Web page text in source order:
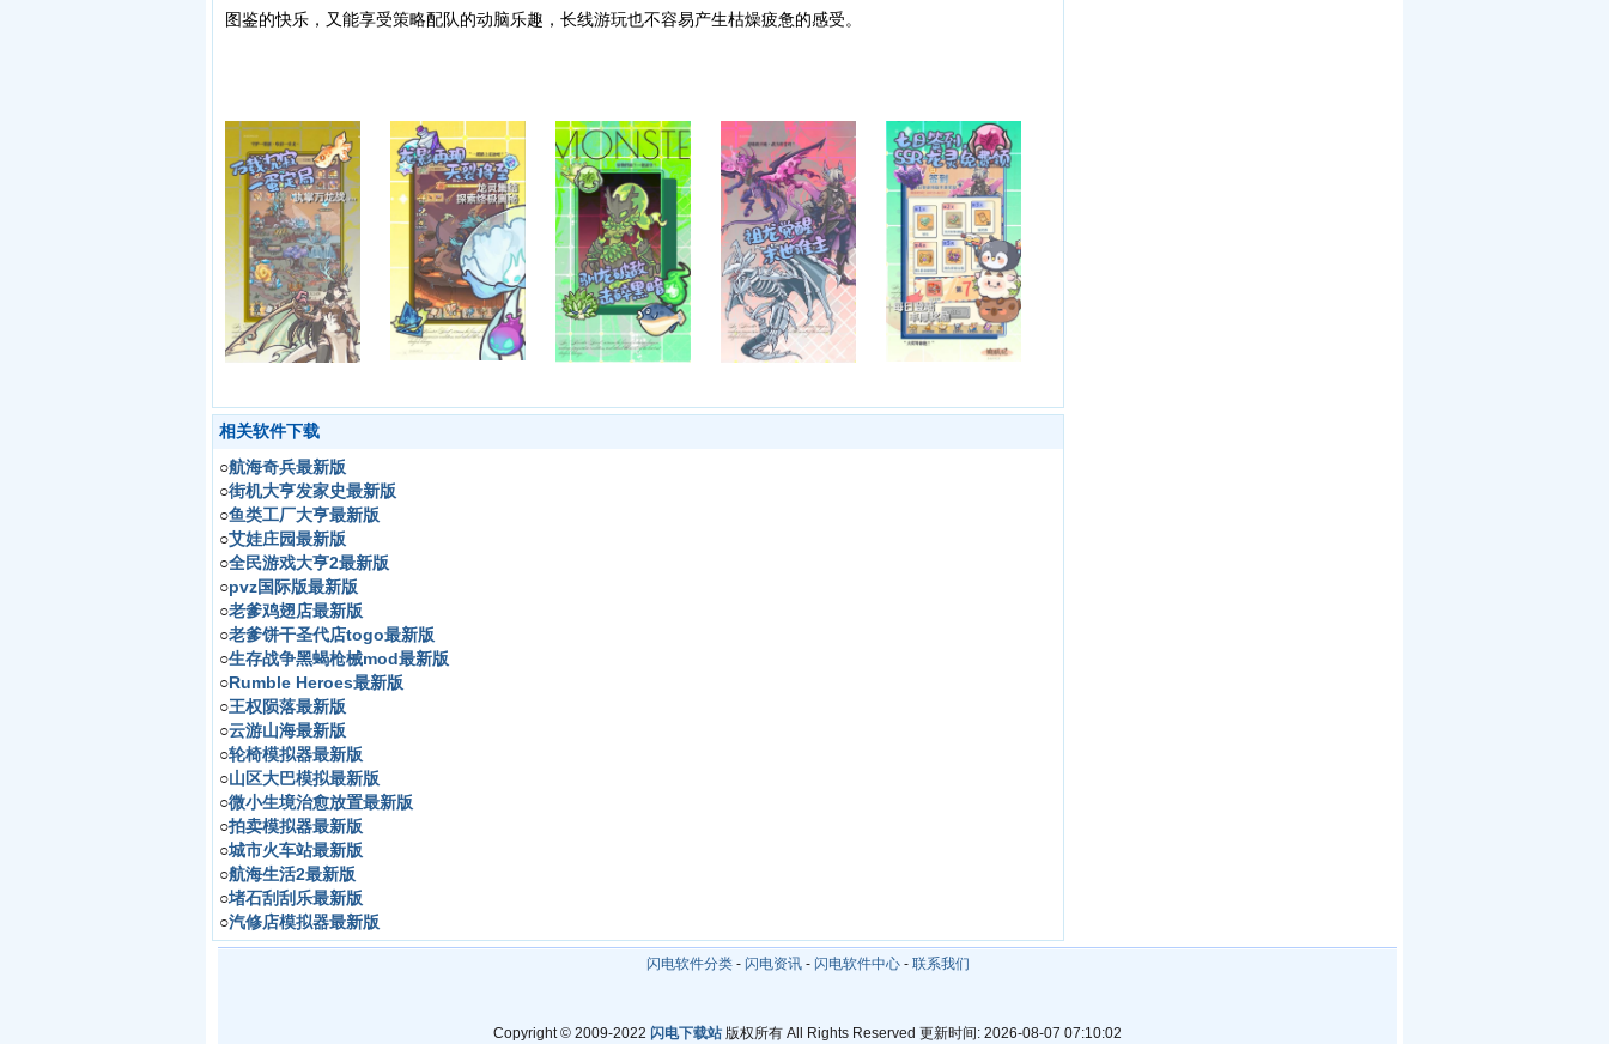
图鉴的快乐，又能享受策略配队的动脑乐趣，长线游玩也不容易产生枯燥疲惫的感受。
相关软件下载
○航海奇兵最新版
○街机大亨发家史最新版
○鱼类工厂大亨最新版
○艾娃庄园最新版
○全民游戏大亨2最新版
○pvz国际版最新版
○老爹鸡翅店最新版
○老爹饼干圣代店togo最新版
○生存战争黑蝎枪械mod最新版
○Rumble Heroes最新版
○王权陨落最新版
○云游山海最新版
○轮椅模拟器最新版
○山区大巴模拟最新版
○微小生境治愈放置最新版
○拍卖模拟器最新版
○城市火车站最新版
○航海生活2最新版
○堵石刮刮乐最新版
○汽修店模拟器最新版
闪电软件分类- 闪电资讯- 闪电软件中心- 联系我们
Copyright © 2009-2022 闪电下载站 版权所有 All Rights Reserved 更新时间: 2026-08-07 07:10:02